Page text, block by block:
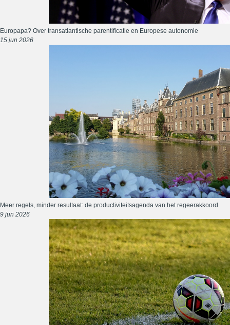
Europapa? Over transatlantische parentificatie en Europese autonomie
15 jun 2026
Meer regels, minder resultaat: de productiviteitsagenda van het regeerakkoord
9 jun 2026